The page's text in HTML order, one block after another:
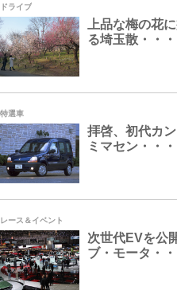
ドライブ
上品な梅の花
る埼玉散・・・
特選車
拝啓、初代カ
ミマセン・・・
レース＆イベント
次世代EVを公
ブ・モータ・・